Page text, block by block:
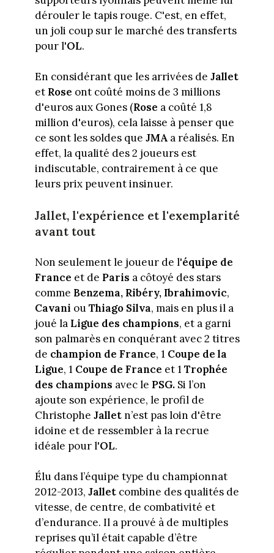
dérouler le tapis rouge. C'est, en effet,
un joli coup sur le marché des transferts
pour l'OL.
En considérant que les arrivées de Jallet
et Rose ont coûté moins de 3 millions
d'euros aux Gones (Rose a coûté 1,8
million d'euros), cela laisse à penser que
ce sont les soldes que JMAa réalisés. En
effet, la qualité des 2 joueurs est
indiscutable, contrairement à ce que
leurs prix peuvent insinuer.
Jallet, l'expérience et l'exemplarité
avant tout
Non seulement le joueur de l'équipe de
France et de Paris a côtoyé des stars
comme Benzema, Ribéry, Ibrahimovic,
Cavani ouThiago Silva, mais en plus il a
joué la Ligue des champions, et a garni
son palmarès en conquérant avec 2 titres
de champion de France, 1 Coupe de la
Ligue, 1 Coupe de France et 1Trophée
des champions avec le PSG.Si l’on
ajoute son expérience, le profil de
Christophe Jalletn’est pas loin d'être
idoine et de ressembler à la recrue
idéale pour l'OL.
Élu dans l’équipe type du championnat
2012-2013, Jalletcombine des qualités de
vitesse, de centre, de combativité et
d’endurance. Il a prouvé à de multiples
reprises qu’il était capable d’être